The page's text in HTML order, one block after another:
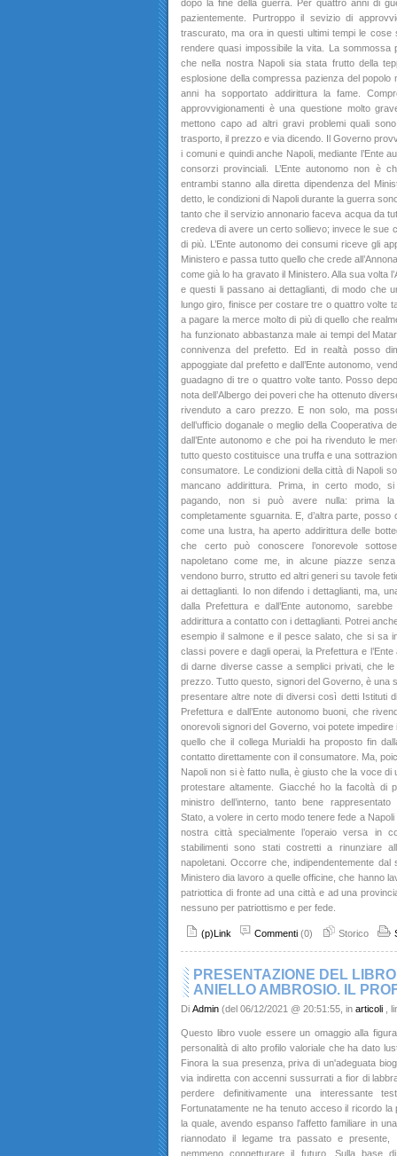
dopo la fine della guerra. Per quattro anni di
pazientemente. Purtroppo il sevizio di
trascurato, ma ora in questi ultimi tempi le
rendere quasi impossibile la vita. La
che nella nostra Napoli sia stata frutto della
esplosione della compressa pazienza del popolo
anni ha sopportato addirittura la fame.
approvvigionamenti è una questione molto
mettono capo ad altri gravi problemi quali
trasporto, il prezzo e via dicendo. Il Governo
i comuni e quindi anche Napoli, mediante l’Ente
consorzi provinciali. L’Ente autonomo non è
entrambi stanno alla diretta dipendenza del
detto, le condizioni di Napoli durante la guerra
tanto che il servizio annonario faceva acqua da
credeva di avere un certo sollievo; invece le sue
di più. L’Ente autonomo dei consumi riceve gli
Ministero e passa tutto quello che crede
come già lo ha gravato il Ministero. Alla sua volta
e questi li passano ai dettaglianti, di modo che
lungo giro, finisce per costare tre o quattro volte
a pagare la merce molto di più di quello che
ha funzionato abbastanza male ai tempi del
connivenza del prefetto. Ed in realtà posso
appoggiate dal prefetto e dall’Ente autonomo,
guadagno di tre o quattro volte tanto. Posso
nota dell’Albergo dei poveri che ha ottenuto
rivenduto a caro prezzo. E non solo, ma
dell’ufficio doganale o meglio della Cooperativa
dall’Ente autonomo e che poi ha rivenduto le
tutto questo costituisce una truffa e una
consumatore. Le condizioni della città di Napoli
mancano addirittura. Prima, in certo modo,
pagando, non si può avere nulla: prima
completamente sguarnita. E, d’altra parte, posso
come una lustra, ha aperto addirittura delle
che certo può conoscere l’onorevole
napoletano come me, in alcune piazze
vendono burro, strutto ed altri generi su tavole
ai dettaglianti. Io non difendo i dettaglianti, ma,
dalla Prefettura e dall’Ente autonomo,
addirittura a contatto con i dettaglianti. Potrei
esempio il salmone e il pesce salato, che si sa
classi povere e dagli operai, la Prefettura e
di darne diverse casse a semplici privati, che
prezzo. Tutto questo, signori del Governo, è una
presentare altre note di diversi così detti Istituti
Prefettura e dall’Ente autonomo buoni, che
onorevoli signori del Governo, voi potete
quello che il collega Murialdi ha proposto fin
contatto direttamente con il consumatore. Ma,
Napoli non si è fatto nulla, è giusto che la voce di
protestare altamente. Giacché ho la facoltà di
ministro dell’interno, tanto bene rappresentato
Stato, a volere in certo modo tenere fede a
nostra città specialmente l’operaio versa in
stabilimenti sono stati costretti a rinunziare
napoletani. Occorre che, indipendentemente dal
Ministero dia lavoro a quelle officine, che hanno
patriottica di fronte ad una città e ad una
nessuno per patriottismo e per fede.
(p)Link Commenti (0) Storico
PRESENTAZIONE DEL
ANIELLO AMBROSIO. IL
Di Admin (del 06/12/2021 @ 20:51:55, in articoli ,
Questo libro vuole essere un omaggio alla
personalità di alto profilo valoriale che ha dato
Finora la sua presenza, priva di un'adeguata
via indiretta con accenni sussurrati a fior di
perdere definitivamente una interessante
Fortunatamente ne ha tenuto acceso il ricordo la
la quale, avendo espanso l'affetto familiare in
riannodato il legame tra passato e
nemmeno congetturare il futuro. Sulla base